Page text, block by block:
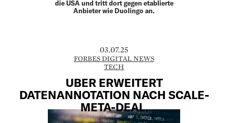
die USA und tritt dort gegen etablierte
Anbieter wie Duolingo an.
03.07.25
FORBES DIGITAL NEWS
TECH
UBER ERWEITERT
DATENANNOTATION NACH SCALE-
META-DEAL.